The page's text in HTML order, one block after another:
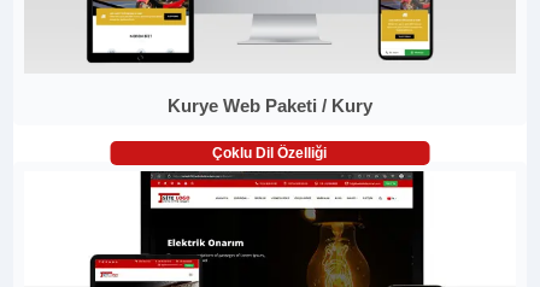
Kurye Web Paketi / Kury
Çoklu Dil Özelliği